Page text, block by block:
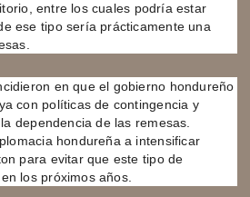
entre los cuales podría estar
ese tipo sería prácticamente una
en que el gobierno hondureño
con políticas de contingencia y
dependencia de las remesas.
hondureña a intensificar
para evitar que este tipo de
los próximos años.